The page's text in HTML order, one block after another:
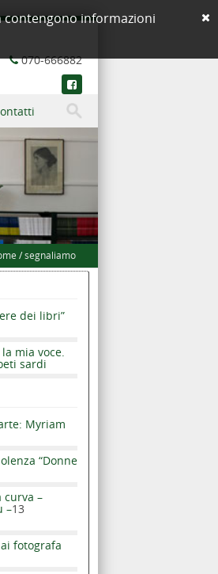
070-666882
/segnaliamo
dei libri”
mia voce.
sardi
Myriam
“Donne
curva –
–13
fotografa
contengono informazioni